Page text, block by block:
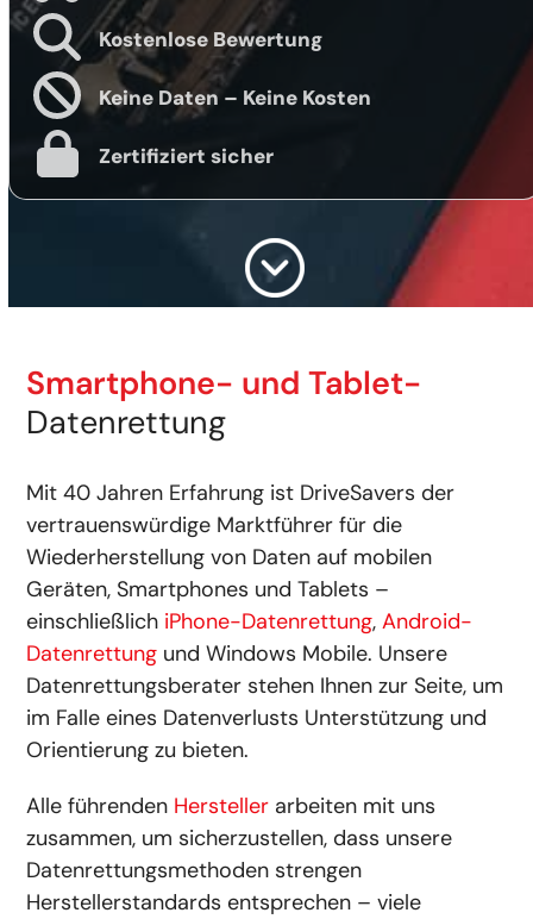
Kostenlose Bewertung
Keine Daten – Keine Kosten
Zertifiziert sicher
Smartphone- und Tablet-
Datenrettung
Mit 40 Jahren Erfahrung ist DriveSavers der
vertrauenswürdige Marktführer für die
Wiederherstellung von Daten auf mobilen
Geräten, Smartphones und Tablets –
einschließlich iPhone-Datenrettung,Android-
Datenrettung und Windows Mobile. Unsere
Datenrettungsberater stehen Ihnen zur Seite, um
im Falle eines Datenverlusts Unterstützung und
Orientierung zu bieten.
Alle führenden Hersteller arbeiten mit uns
zusammen, um sicherzustellen, dass unsere
Datenrettungsmethoden strengen
Herstellerstandards entsprechen – viele